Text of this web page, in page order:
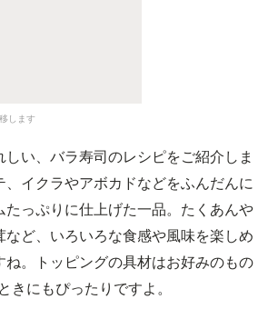
します
い、バラ寿司のレシピをご紹介しま
、イクラやアボカドなどをふんだんに
たっぷりに仕上げた一品。たくあんや
など、いろいろな食感や風味を楽しめ
ね。トッピングの具材はお好みのもの
きにもぴったりですよ。